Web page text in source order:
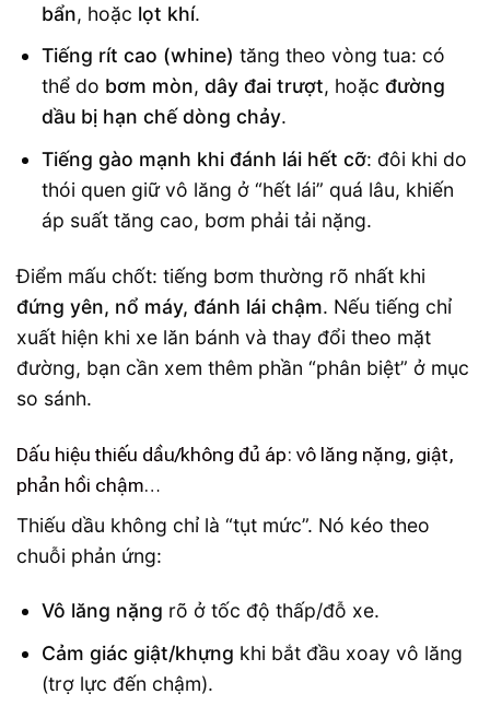
bẩn, hoặc lọt khí.
Tiếng rít cao (whine) tăng theo vòng tua: có
thể do bơm mòn, dây đai trượt, hoặc đường
dầu bị hạn chế dòng chảy.
Tiếng gào mạnh khi đánh lái hết cỡ: đôi khi do
thói quen giữ vô lăng ở “hết lái” quá lâu, khiến
áp suất tăng cao, bơm phải tải nặng.
Điểm mấu chốt: tiếng bơm thường rõ nhất khi
đứng yên, nổ máy, đánh lái chậm. Nếu tiếng chỉ
xuất hiện khi xe lăn bánh và thay đổi theo mặt
đường, bạn cần xem thêm phần “phân biệt” ở mục
so sánh.
Dấu hiệu thiếu dầu/không đủ áp: vô lăng nặng, giật,
phản hồi chậm…
Thiếu dầu không chỉ là “tụt mức”. Nó kéo theo
chuỗi phản ứng:
Vô lăng nặng rõ ở tốc độ thấp/đỗ xe.
Cảm giác giật/khựng khi bắt đầu xoay vô lăng
(trợ lực đến chậm).